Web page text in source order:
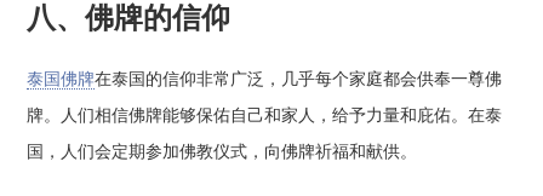
八、佛牌的信仰
泰国佛牌在泰国的信仰非常广泛，几乎每个家庭都会供奉一尊佛
牌。人们相信佛牌能够保佑自己和家人，给予力量和庇佑。在泰
国，人们会定期参加佛教仪式，向佛牌祈福和献供。